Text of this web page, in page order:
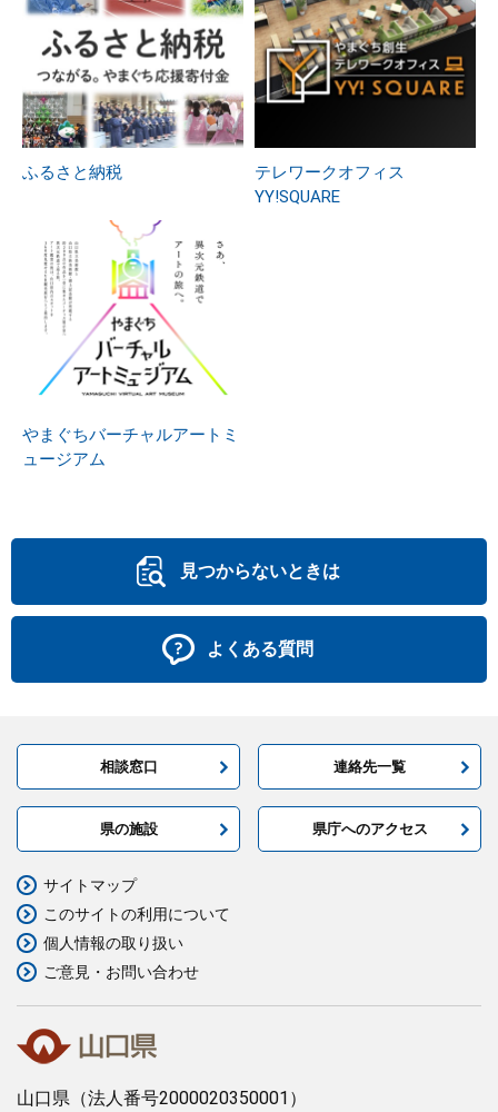
ふるさと納税
テレワークオフィス
YY!SQUARE
やまぐちバーチャルアートミ
ュージアム
見つからないときは
よくある質問
相談窓口 連絡先一覧
県の施設 県庁へのアクセス
山口県 （法人番号2000020350001）
サイトマップ
このサイトの利用について
個人情報の取り扱い
ご意見・お問い合わせ